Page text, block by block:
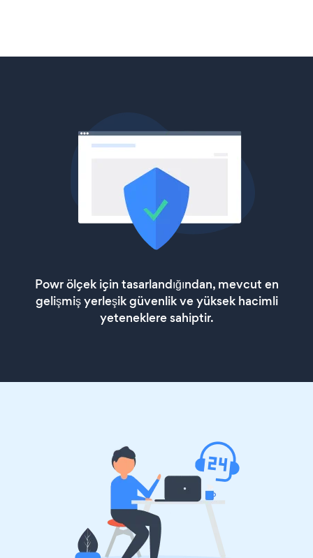
Powr ölçek için tasarlandığından, mevcut en
gelişmiş yerleşik güvenlik ve yüksek hacimli
yeteneklere sahiptir.